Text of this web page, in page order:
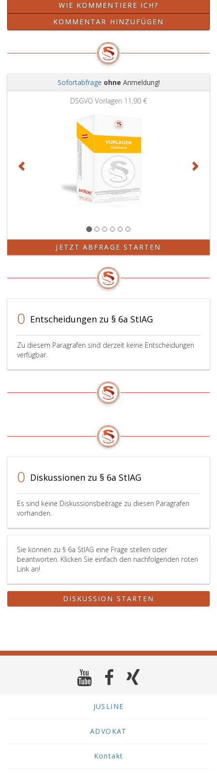
WIE KOMMENTIERE ICH?
KOMMENTAR HINZUFÜGEN
Sofortabfrage ohne Anmeldung!
DSGVO Vorlagen 11,90 €
JETZT ABFRAGE STARTEN
0 Entscheidungen zu § 6a StIAG
Zu diesem Paragrafen sind derzeit keine Entscheidungen
verfügbar.
0 Diskussionen zu § 6a StIAG
Es sind keine Diskussionsbeiträge zu diesen Paragrafen
vorhanden.
Sie können zu § 6a StIAG eine Frage stellen oder
beantworten. Klicken Sie einfach den nachfolgenden roten
Link an!
DISKUSSION STARTEN
JUSLINE
ADVOKAT
Kontakt